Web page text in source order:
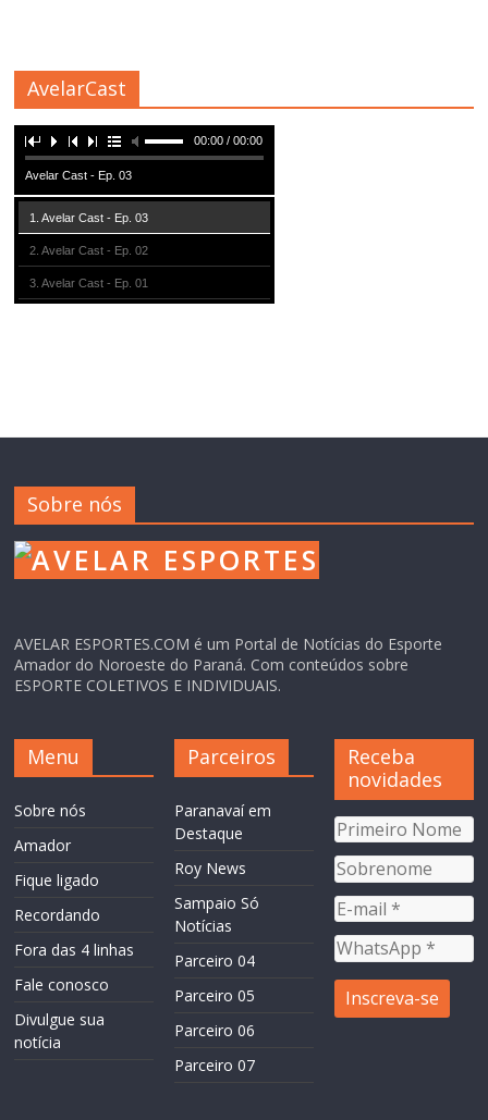
AvelarCast
00:00 / 00:00
Avelar Cast - Ep. 03
1. Avelar Cast - Ep. 03
2. Avelar Cast - Ep. 02
3. Avelar Cast - Ep. 01
Sobre nós
AVELAR ESPORTES.COM é um Portal de Notícias do Esporte
Amador do Noroeste do Paraná. Com conteúdos sobre
ESPORTE COLETIVOS E INDIVIDUAIS.
Menu
Sobre nós
Amador
Fique ligado
Recordando
Fora das 4 linhas
Fale conosco
Divulgue sua
notícia
Parceiros
Paranavaí em
Destaque
Roy News
Sampaio Só
Notícias
Parceiro 04
Parceiro 05
Parceiro 06
Parceiro 07
Receba
novidades